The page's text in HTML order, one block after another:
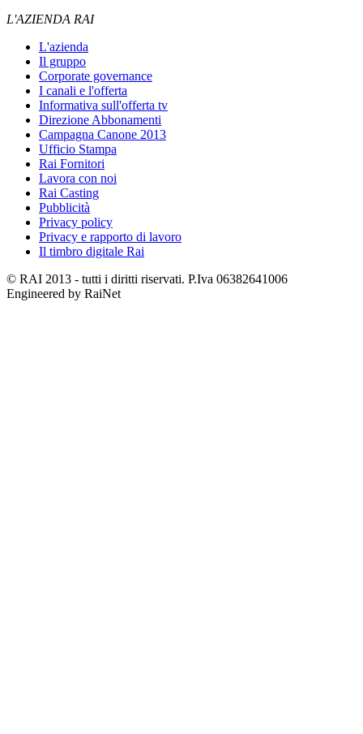
L'AZIENDA RAI
L'azienda
Il gruppo
Corporate governance
I canali e l'offerta
Informativa sull'offerta tv
Direzione Abbonamenti
Campagna Canone 2013
Ufficio Stampa
Rai Fornitori
Lavora con noi
Rai Casting
Pubblicità
Privacy policy
Privacy e rapporto di lavoro
Il timbro digitale Rai
© RAI 2013 - tutti i diritti riservati. P.Iva 06382641006
Engineered by RaiNet